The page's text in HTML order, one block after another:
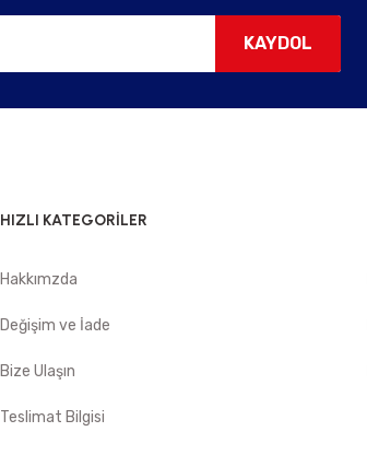
KAYDOL
HIZLI KATEGORİLER
Hakkımzda
Değişim ve İade
Bize Ulaşın
Teslimat Bilgisi